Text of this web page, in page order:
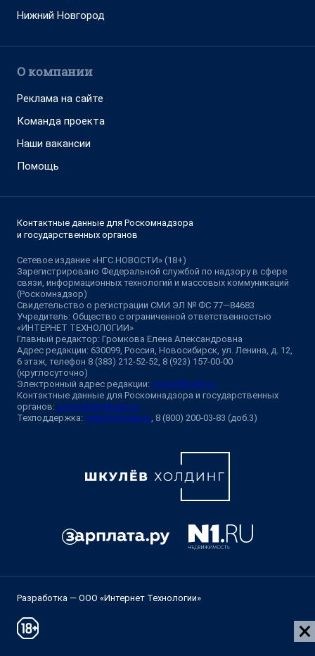
Нижний Новгород
О компании
Реклама на сайте
Команда проекта
Наши вакансии
Помощь
Контактные данные для Роскомнадзора
и государственных органов
Сетевое издание «НГС.НОВОСТИ» (18+)
Зарегистрировано Федеральной службой по надзору в сфере
связи, информационных технологий и массовых коммуникаций
(Роскомнадзор)
Свидетельство о регистрации СМИ ЭЛ № ФС 77—84683
Учредитель: Общество с ограниченной ответственностью
«ИНТЕРНЕТ ТЕХНОЛОГИИ»
Главный редактор: Громкова Елена Александровна
Адрес редакции: 630099, Россия, Новосибирск, ул. Ленина, д. 12,
6 этаж, телефон 8 (383) 212-52-52, 8 (923) 157-00-00
(круглосуточно)
Электронный адрес редакции: ngs@shkulev.ru
Контактные данные для Роскомнадзора и государственных
органов: juristnsk@shkulev.ru
Техподдержка: help@shkulev.ru , 8 (800) 200-03-83 (доб.3)
Разработка — ООО «Интернет Технологии»